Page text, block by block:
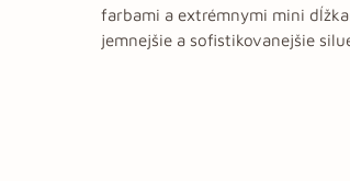
farbami a extrémnymi mini
jemnejšie a sofistikovanejšie